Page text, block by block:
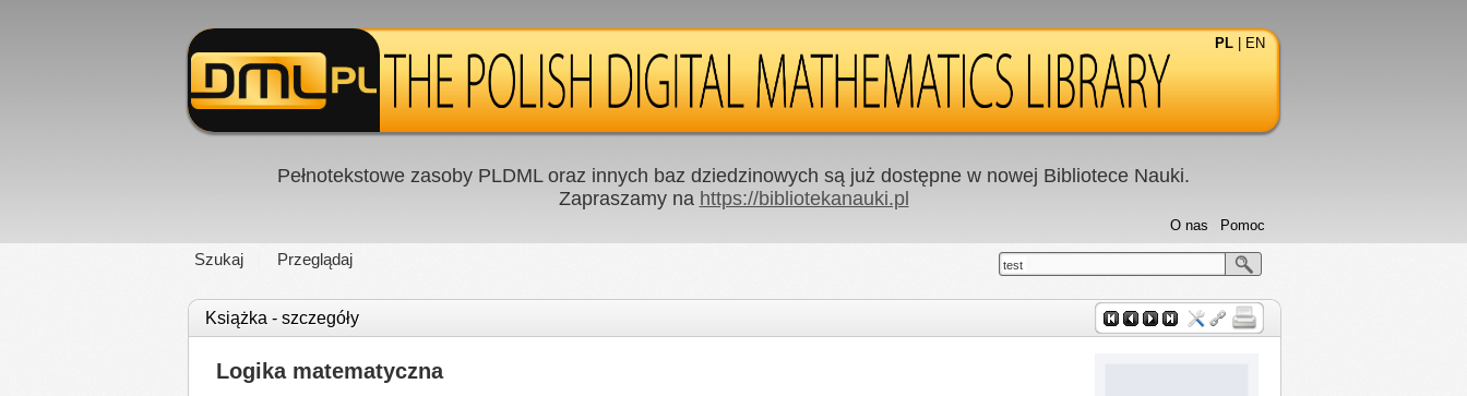
PL EN
Pełnotekstowe zasoby PLDML oraz innych baz dziedzinowych są już dostępne w nowej Bibliotece Nauki.
Zapraszamy na https://bibliotekanauki.pl
Szukaj Przeglądaj
Pomoc
O nas
test
Książka - szczegóły
Logika matematyczna